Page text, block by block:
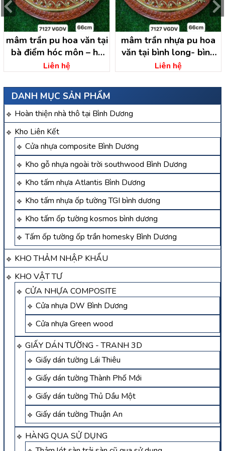
DANH MỤC SẢN PHẨM
Hoàn thiện nhà thô tại Bình Dương
Kho Liên Kết
Cửa nhựa composite Bình Dương
Kho gỗ nhựa ngoài trời southwood Bình Dương
Kho tấm nhựa Atlantis Bình Dương
Kho tấm nhựa ốp tường TGI bình dương
Kho tấm ốp tường kosmos bình dương
Tấm ốp tường ốp trần homesky Bình Dương
KHO THẢM NHẬP KHẨU
KHO VẬT TƯ
CỬA NHỰA COMPOSITE
Cửa nhựa DW Bình Dương
Cửa nhựa Green wood
GIẤY DÁN TƯỜNG - TRANH 3D
Giấy dán tường Lái Thiêu
Giấy dán tường Thành Phố Mới
Giấy dán tường Thủ Dầu Một
Giấy dán tường Thuận An
HÀNG QUA SỬ DỤNG
mâm trần pu hoa văn tại
bà điểm hóc môn – hồ
chí minh
Liên hệ
mâm trần nhựa pu hoa
văn tại bình long- bình
phước
Liên hệ